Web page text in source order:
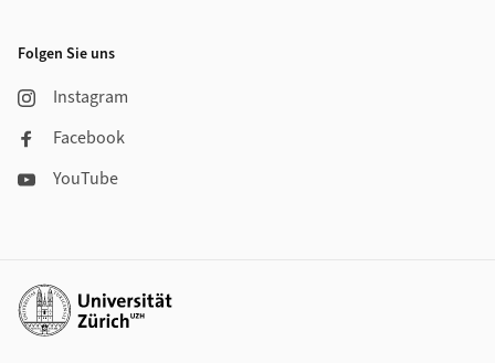
Folgen Sie uns
Instagram
Facebook
YouTube
Weiterführende Links